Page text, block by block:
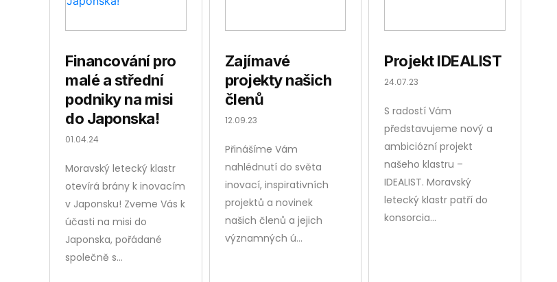
Financování pro
malé a střední
podniky na misi
do Japonska!
01.04.24
Moravský letecký klastr
otevírá brány k inovacím
v Japonsku! Zveme Vás k
účasti na misi do
Japonska, pořádané
společně s…
Zajímavé
projekty našich
členů
12.09.23
Přinášíme Vám
nahlédnutí do světa
inovací, inspirativních
projektů a novinek
našich členů a jejich
významných ú…
Projekt IDEALIST
24.07.23
S radostí Vám
představujeme nový a
ambiciózní projekt
našeho klastru –
IDEALIST. Moravský
letecký klastr patří do
konsorcia…